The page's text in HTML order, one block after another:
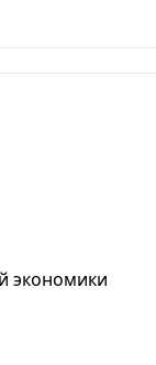
экономики